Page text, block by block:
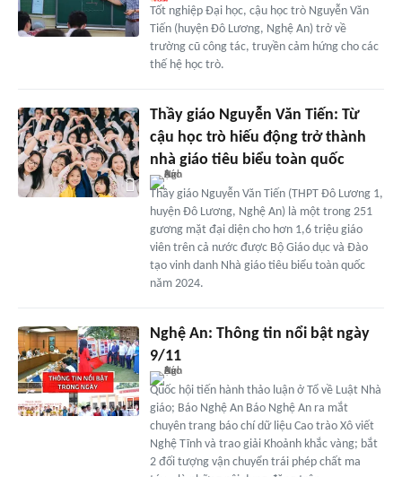
Tốt nghiệp Đại học, cậu học trò Nguyễn Văn
Tiến (huyện Đô Lương, Nghệ An) trở về
trường cũ công tác, truyền cảm hứng cho các
thế hệ học trò.
Thầy giáo Nguyễn Văn Tiến: Từ
cậu học trò hiếu động trở thành
nhà giáo tiêu biểu toàn quốc
Thầy giáo Nguyễn Văn Tiến (THPT Đô Lương 1,
huyện Đô Lương, Nghệ An) là một trong 251
gương mặt đại diện cho hơn 1,6 triệu giáo
viên trên cả nước được Bộ Giáo dục và Đào
tạo vinh danh Nhà giáo tiêu biểu toàn quốc
năm 2024.
Nghệ An: Thông tin nổi bật ngày
9/11
Quốc hội tiến hành thảo luận ở Tổ về Luật Nhà
giáo; Báo Nghệ An Báo Nghệ An ra mắt
chuyên trang báo chí dữ liệu Cao trào Xô viết
Nghệ Tĩnh và trao giải Khoảnh khắc vàng; bắt
2 đối tượng vận chuyển trái phép chất ma